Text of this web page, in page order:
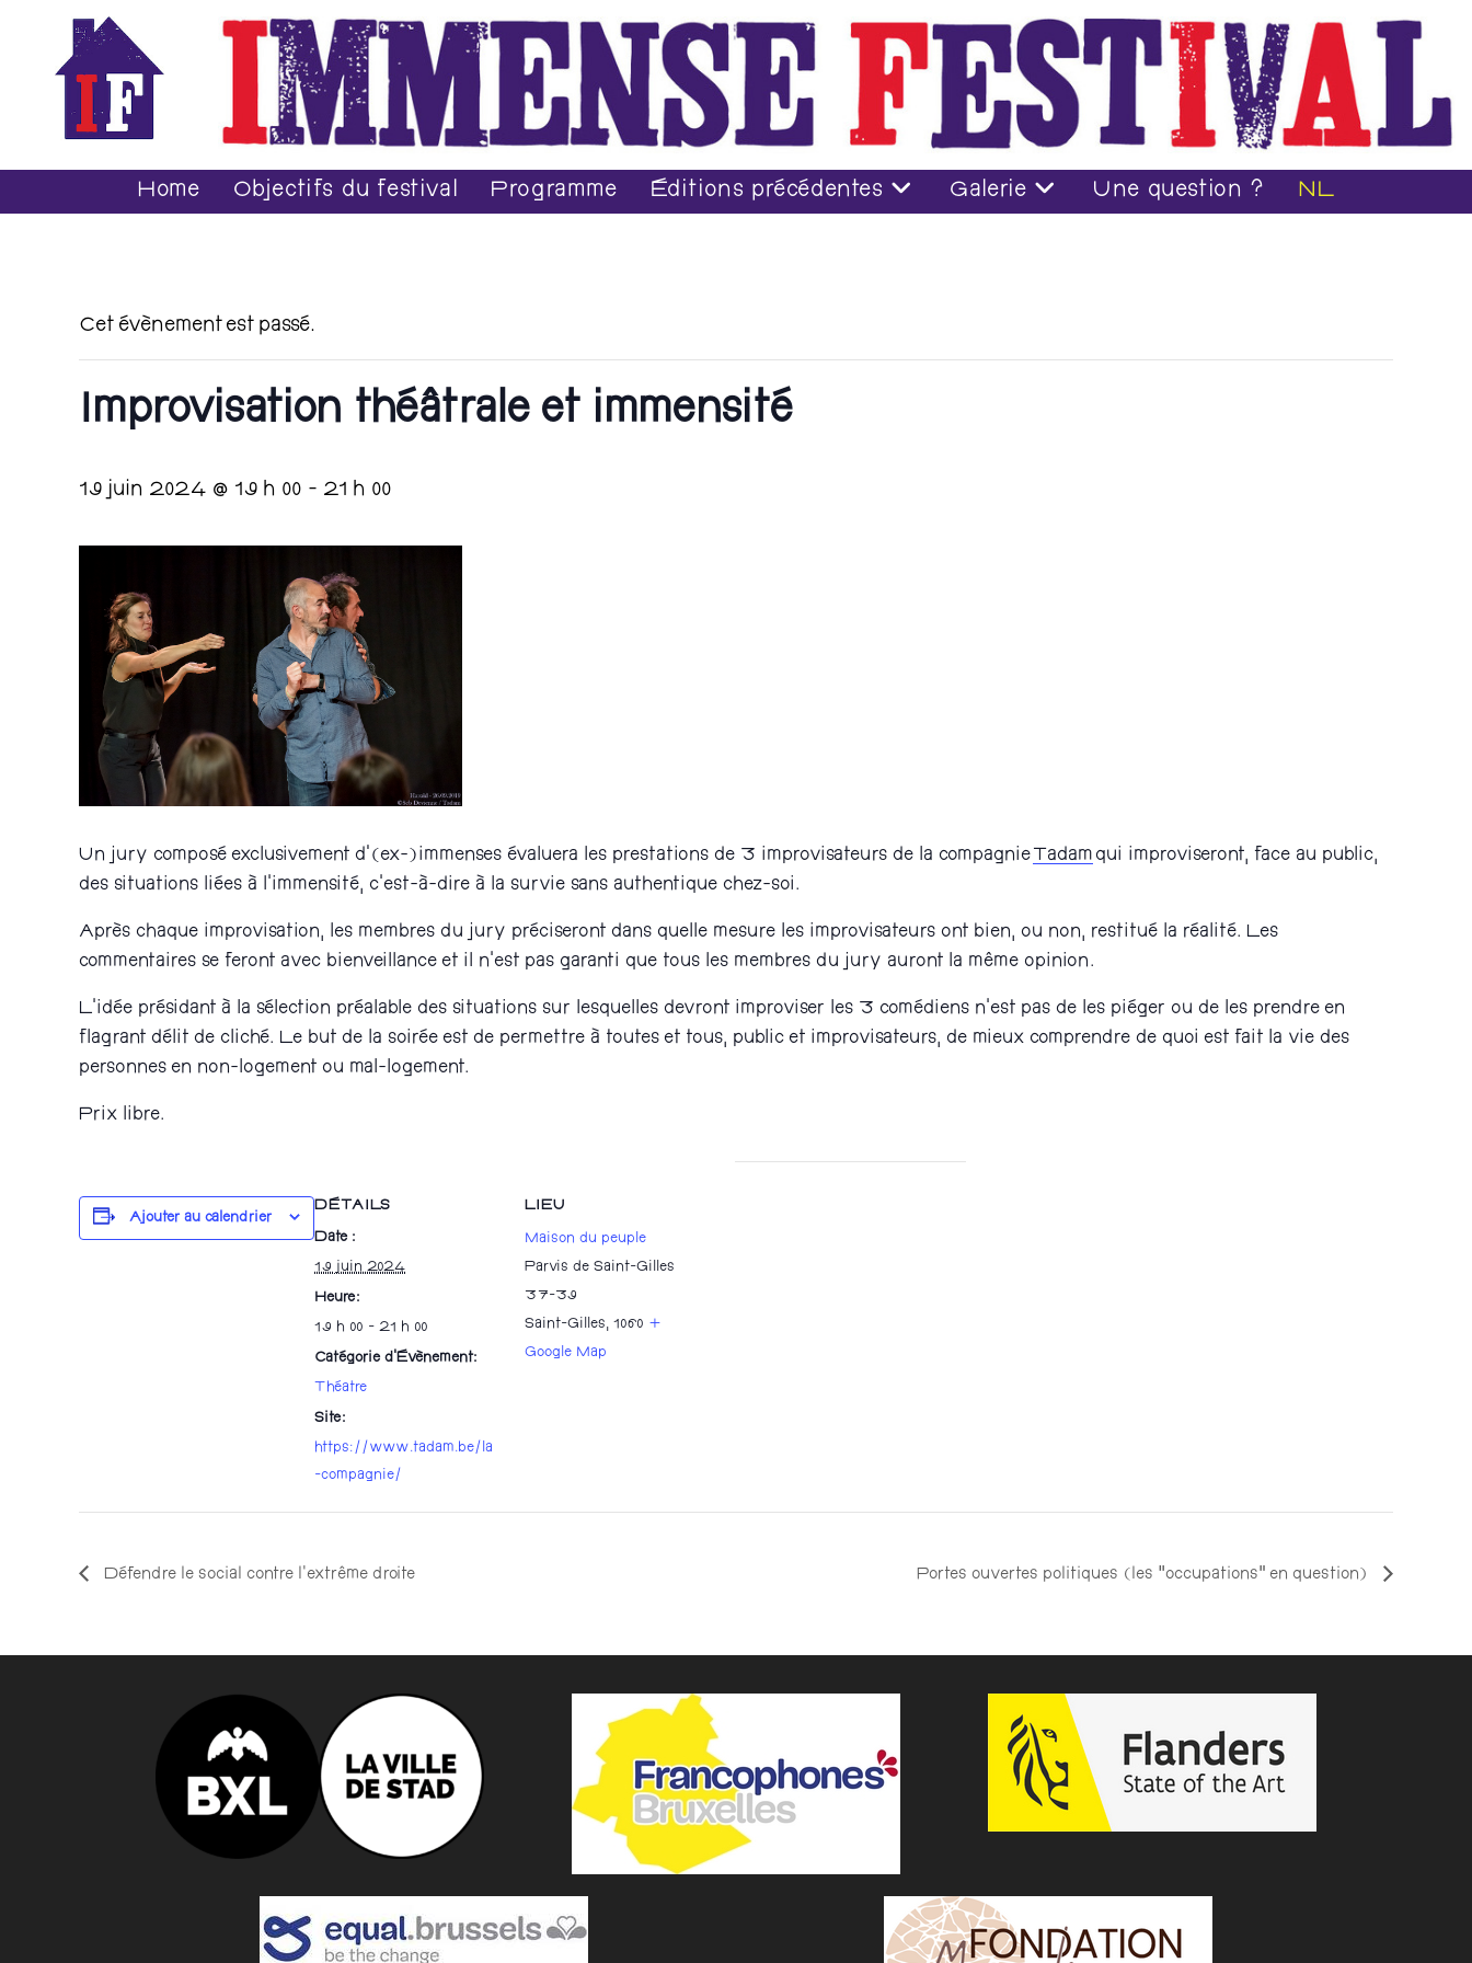
Home Objectifs du festival Programme Éditions précédentes Galerie Une question ? NL
Cet évènement est passé.
Improvisation théâtrale et immensité
19 juin 2024 @ 19 h 00 - 21 h 00
Un jury composé exclusivement d'(ex-)immenses évaluera les prestations de 3 improvisateurs de la compagnie Tadam qui improviseront, face au public,
des situations liées à l’immensité, c’est-à-dire à la survie sans authentique chez-soi.
Après chaque improvisation, les membres du jury préciseront dans quelle mesure les improvisateurs ont bien, ou non, restitué la réalité. Les
commentaires se feront avec bienveillance et il n’est pas garanti que tous les membres du jury auront la même opinion.
L’idée présidant à la sélection préalable des situations sur lesquelles devront improviser les 3 comédiens n’est pas de les piéger ou de les prendre en
flagrant délit de cliché. Le but de la soirée est de permettre à toutes et tous, public et improvisateurs, de mieux comprendre de quoi est fait la vie des
personnes en non-logement ou mal-logement.
Prix libre.
Ajouter au calendrier
DÉTAILS
Date :
19 juin 2024
Heure :
19 h 00 - 21 h 00
Catégorie d’Évènement:
Théatre
Site :
https://www.tadam.be/la
-compagnie/
LIEU
Maison du peuple
Parvis de Saint-Gilles
37-39
Saint-Gilles , 1060 +
Google Map
Défendre le social contre l’extrême droite Portes ouvertes politiques (les “occupations” en question)